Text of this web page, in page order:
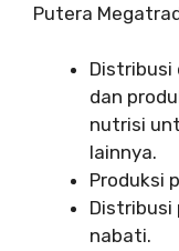
Putera
Distribusi
dan
nutrisi
lainnya.
Produksi
Distribusi
nabati.